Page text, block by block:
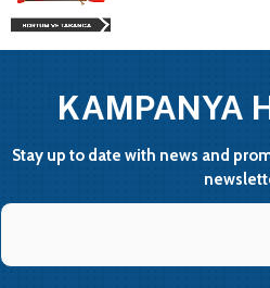
KAMPANYA
Stay up to date with news and